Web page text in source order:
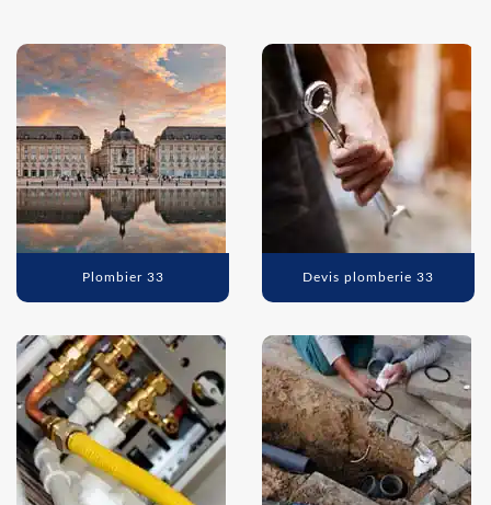
Plombier 33 Devis plomberie 33